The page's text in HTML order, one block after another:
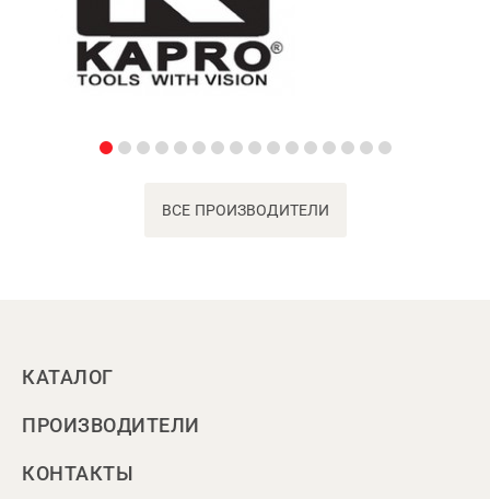
ВСЕ ПРОИЗВОДИТЕЛИ
КАТАЛОГ
ПРОИЗВОДИТЕЛИ
КОНТАКТЫ